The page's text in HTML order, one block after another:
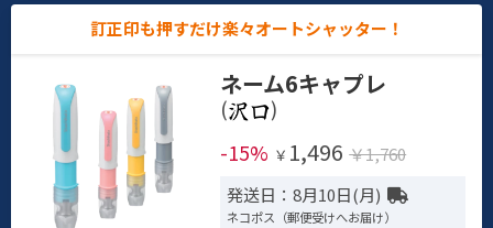
訂正印も押すだけ楽々オートシャッター！
ネーム6キャプレ
(
)
-15% ￥ 1,496 ￥1,760
発送日：8月10日(月)
ネコポス（郵便受けへお届け）